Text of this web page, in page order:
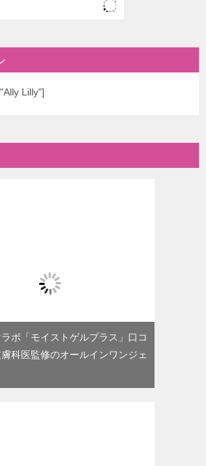
Lilly"]
ボ「モイストゲルプラス」口コ
科医監修のオールインワンジェ